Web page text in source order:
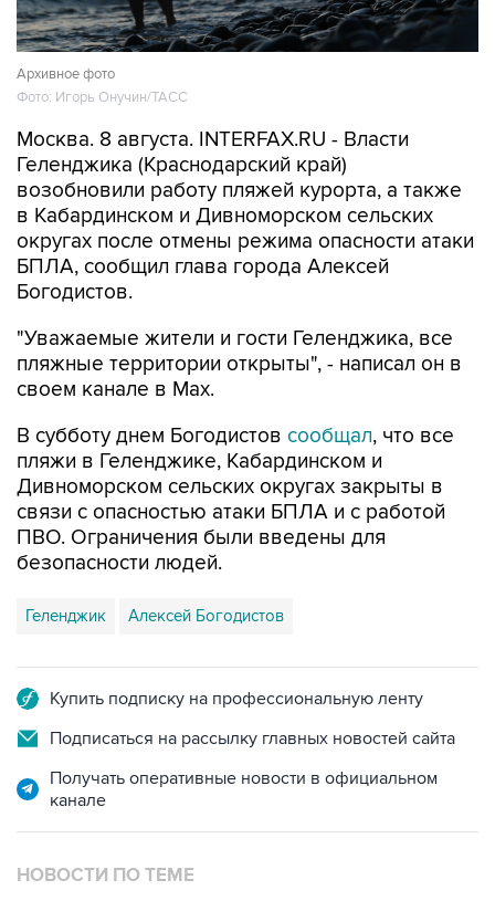
Архивное фото
Фото: Игорь Онучин/ТАСС
Москва. 8 августа. INTERFAX.RU - Власти
возобновили работу пляжей курорта, а также
в Кабардинском и Дивноморском сельских
округах после отмены режима опасности атаки
БПЛА, сообщил глава города Алексей
Богодистов.
"Уважаемые жители и гости Геленджика, все
своем канале в Max.
В субботу днем Богодистов
Дивноморском сельских округах закрыты в
связи с опасностью атаки БПЛА и с работой
ПВО. Ограничения были введены для
безопасности людей.
Геленджик Алексей Богодистов
Подписаться на рассылку главных новостей сайта
Получать оперативные новости в официальном
НОВОСТИ ПО ТЕМЕ
8 августа 16:34